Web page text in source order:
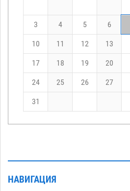
3 4 5 6
10 11 12 13
17 18 19 20
24 25 26 27
31
НАВИГАЦИЯ